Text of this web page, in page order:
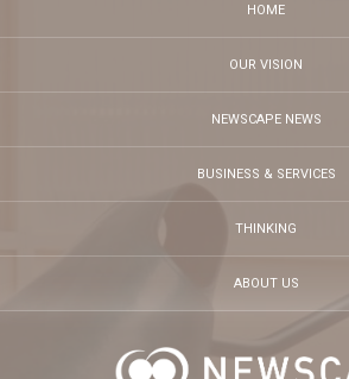
HOME
OUR VISION
NEWSCAPE NEWS
BUSINESS & SERVICES
THINKING
ABOUT US